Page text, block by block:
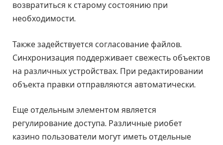
возвратиться к старому состоянию при
необходимости.
Также задействуется согласование файлов.
Синхронизация поддерживает свежесть объектов
на различных устройствах. При редактировании
объекта правки отправляются автоматически.
Еще отдельным элементом является
регулирование доступа. Различные риобет
казино пользователи могут иметь отдельные